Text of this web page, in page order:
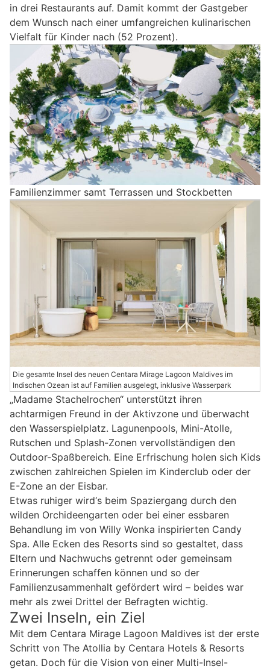
in drei Restaurants auf. Damit kommt der Gastgeber
dem Wunsch nach einer umfangreichen kulinarischen
Vielfalt für Kinder nach (52 Prozent).
Familienzimmer samt Terrassen und Stockbetten
Die gesamte Insel des neuen Centara Mirage Lagoon Maldives im
Indischen Ozean ist auf Familien ausgelegt, inklusive Wasserpark
„Madame Stachelrochen“ unterstützt ihren
achtarmigen Freund in der Aktivzone und überwacht
den Wasserspielplatz. Lagunenpools, Mini-Atolle,
Rutschen und Splash-Zonen vervollständigen den
Outdoor-Spaßbereich. Eine Erfrischung holen sich Kids
zwischen zahlreichen Spielen im Kinderclub oder der
E-Zone an der Eisbar.
Etwas ruhiger wird‘s beim Spaziergang durch den
wilden Orchideengarten oder bei einer essbaren
Behandlung im von Willy Wonka inspirierten Candy
Spa. Alle Ecken des Resorts sind so gestaltet, dass
Eltern und Nachwuchs getrennt oder gemeinsam
Erinnerungen schaffen können und so der
Familienzusammenhalt gefördert wird – beides war
mehr als zwei Drittel der Befragten wichtig.
Zwei Inseln, ein Ziel
Mit dem Centara Mirage Lagoon Maldives ist der erste
Schritt von The Atollia by Centara Hotels & Resorts
getan. Doch für die Vision von einer Multi-Insel-